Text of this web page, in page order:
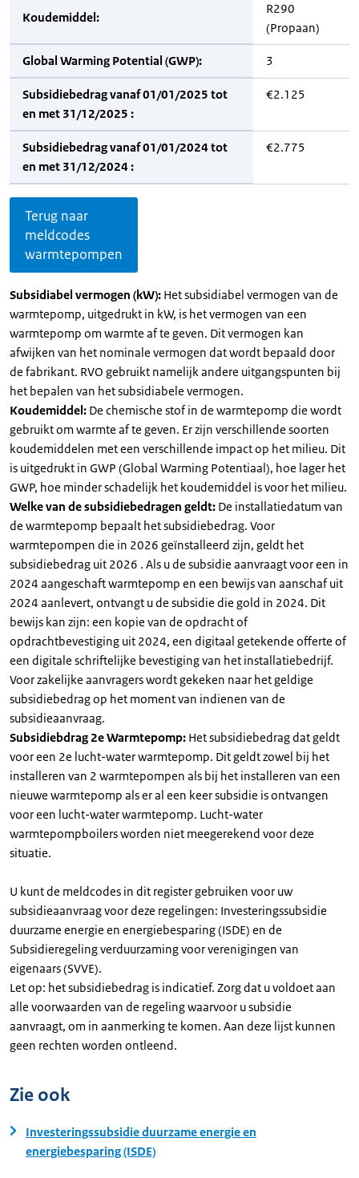
Koudemiddel:
R290
(Propaan)
Global Warming Potential (GWP): 3
Subsidiebedrag vanaf 01/01/2025 tot
en met 31/12/2025 :
€2.125
Subsidiebedrag vanaf 01/01/2024 tot
en met 31/12/2024 :
€2.775
Terug naar
meldcodes
warmtepompen
Subsidiabel vermogen (kW): Het subsidiabel vermogen van de
warmtepomp, uitgedrukt in kW, is het vermogen van een
warmtepomp om warmte af te geven. Dit vermogen kan
afwijken van het nominale vermogen dat wordt bepaald door
de fabrikant. RVO gebruikt namelijk andere uitgangspunten bij
het bepalen van het subsidiabele vermogen.
Koudemiddel: De chemische stof in de warmtepomp die wordt
gebruikt om warmte af te geven. Er zijn verschillende soorten
koudemiddelen met een verschillende impact op het milieu. Dit
is uitgedrukt in GWP (Global Warming Potentiaal), hoe lager het
GWP, hoe minder schadelijk het koudemiddel is voor het milieu.
Welke van de subsidiebedragen geldt: De installatiedatum van
de warmtepomp bepaalt het subsidiebedrag. Voor
warmtepompen die in 2026 geïnstalleerd zijn, geldt het
subsidiebedrag uit 2026 . Als u de subsidie aanvraagt voor een in
2024 aangeschaft warmtepomp en een bewijs van aanschaf uit
2024 aanlevert, ontvangt u de subsidie die gold in 2024. Dit
bewijs kan zijn: een kopie van de opdracht of
opdrachtbevestiging uit 2024, een digitaal getekende offerte of
een digitale schriftelijke bevestiging van het installatiebedrijf.
Voor zakelijke aanvragers wordt gekeken naar het geldige
subsidiebedrag op het moment van indienen van de
subsidieaanvraag.
Subsidiebdrag 2e Warmtepomp: Het subsidiebedrag dat geldt
voor een 2e lucht-water warmtepomp. Dit geldt zowel bij het
installeren van 2 warmtepompen als bij het installeren van een
nieuwe warmtepomp als er al een keer subsidie is ontvangen
voor een lucht-water warmtepomp. Lucht-water
warmtepompboilers worden niet meegerekend voor deze
situatie.
U kunt de meldcodes in dit register gebruiken voor uw
subsidieaanvraag voor deze regelingen: Investeringssubsidie
duurzame energie en energiebesparing (ISDE) en de
Subsidieregeling verduurzaming voor verenigingen van
eigenaars (SVVE).
Let op: het subsidiebedrag is indicatief. Zorg dat u voldoet aan
alle voorwaarden van de regeling waarvoor u subsidie
aanvraagt, om in aanmerking te komen. Aan deze lijst kunnen
geen rechten worden ontleend.
Zie ook
Investeringssubsidie duurzame energie en
energiebesparing (ISDE)